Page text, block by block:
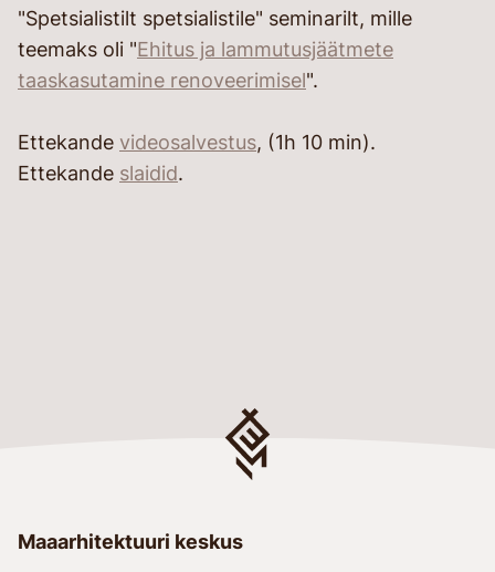
"Spetsialistilt spetsialistile" seminarilt, mille
teemaks oli "Ehitus ja lammutusjäätmete
taaskasutamine renoveerimisel".
Ettekande videosalvestus, (1h 10 min).
Ettekande slaidid.
Maaarhitektuuri keskus